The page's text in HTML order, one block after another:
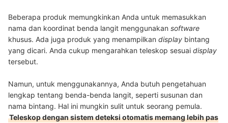
Beberapa produk memungkinkan Anda untuk memasukkan
nama dan koordinat benda langit menggunakan software
khusus. Ada juga produk yang menampilkan display bintang
yang dicari. Anda cukup mengarahkan teleskop sesuai display
tersebut.
Namun, untuk menggunakannya, Anda butuh pengetahuan
lengkap tentang benda-benda langit, seperti susunan dan
nama bintang. Hal ini mungkin sulit untuk seorang pemula.
Teleskop dengan sistem deteksi otomatis memang lebih pas